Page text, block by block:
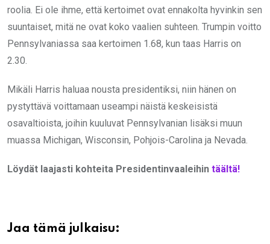
roolia. Ei ole ihme, että kertoimet ovat ennakolta hyvinkin sen
suuntaiset, mitä ne ovat koko vaalien suhteen. Trumpin voitto
Pennsylvaniassa saa kertoimen 1.68, kun taas Harris on
2.30.
Mikäli Harris haluaa nousta presidentiksi, niin hänen on
pystyttävä voittamaan useampi näistä keskeisistä
osavaltioista, joihin kuuluvat Pennsylvanian lisäksi muun
muassa Michigan, Wisconsin, Pohjois-Carolina ja Nevada.
Löydät laajasti kohteita Presidentinvaaleihin täältä!
Jaa tämä julkaisu: